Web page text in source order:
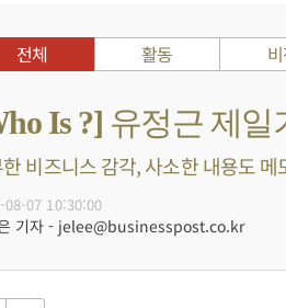
전체 활동
Is ?] 유정근 제
비즈니스 감각, 사소한 내용도 메
08-07 10:30:00
기자 - jelee@businesspost.co.kr